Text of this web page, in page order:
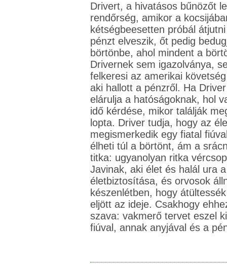
Drivert, a hivatásos bűnözőt
rendőrség, amikor a
kétségbeesetten próbál
pénzt elveszik, őt pedig
börtönbe, ahol mindent a
Drivernek sem igazolványa,
felkeresi az amerikai
aki hallott a pénzről. Ha
elárulja a hatóságoknak, hol
idő kérdése, mikor találják
lopta. Driver tudja, hogy az
megismerkedik egy fiatal
élheti túl a börtönt, ám a
titka: ugyanolyan ritka
Javinak, aki élet és halál ura
életbiztosítása, és orvosok
készenlétben, hogy
eljött az ideje. Csakhogy
szava: vakmerő tervet eszel
fiúval, annak anyjával és a